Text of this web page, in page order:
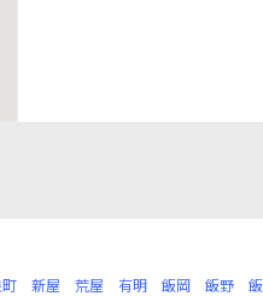
新屋 荒屋 有明 飯岡 飯野